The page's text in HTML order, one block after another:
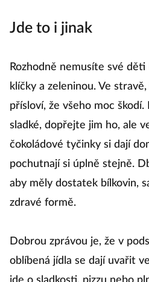
Jde to i jinak
Rozhodně nemusíte své
klíčky a zeleninou. Ve
přísloví, že všeho moc
sladké, dopřejte jim ho, ale
čokoládové tyčinky si dají
pochutnají si úplně stejně.
aby měly dostatek bílkovin,
zdravé formě.
Dobrou zprávou je, že v
oblíbená jídla se dají uvařit